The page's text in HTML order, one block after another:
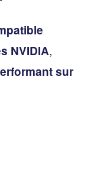
NVIDIA,
sur